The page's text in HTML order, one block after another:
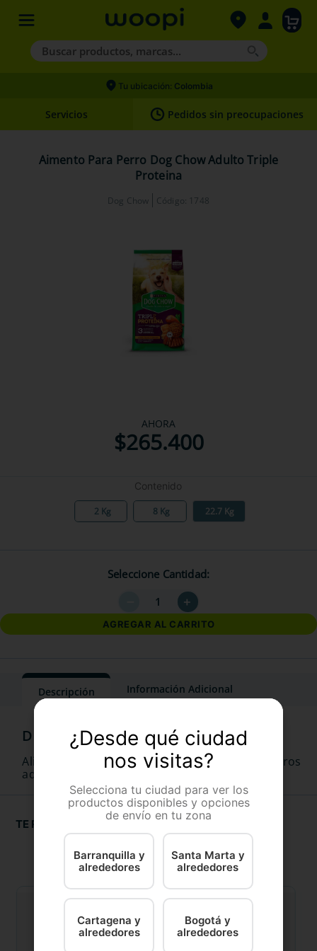
Buscar productos, marcas...
Términos más buscados
2.
nexgard
hills
Tu ubicación: Colombia
Servicios Pedidos sin preocupaciones
Aimento Para Perro Dog Chow Adulto Triple
Proteina
Dog Chow Código: 1748
AHORA
$265.400
Contenido
2 Kg 8 Kg 22.7 Kg
Seleccione Cantidad
＋
AGREGAR AL CARRITO
Descripción Información Adicional
Alimento completo y balanceado para perros
adultos activos para todos los tamaños
TE RECOMENDAMOS
¿Desde qué ciudad
nos visitas?
Selecciona tu ciudad para ver los
productos disponibles y opciones
de envío en tu zona
Barranquilla y
alrededores
Santa Marta y
alrededores
Cartagena y
alrededores
Bogotá y
alrededores